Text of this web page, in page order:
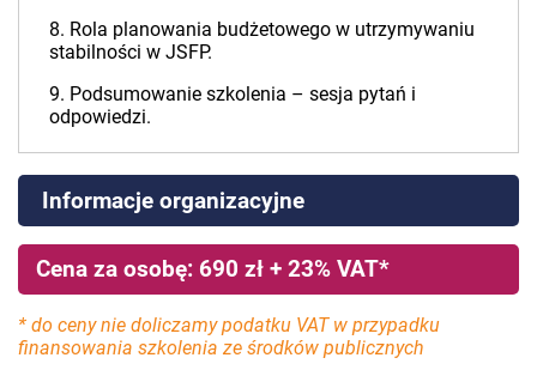
8. Rola planowania budżetowego w utrzymywaniu
stabilności w JSFP.
9. Podsumowanie szkolenia – sesja pytań i
odpowiedzi.
Informacje organizacyjne
Cena za osobę: 690 zł + 23% VAT*
* do ceny nie doliczamy podatku VAT w przypadku
finansowania szkolenia ze środków publicznych